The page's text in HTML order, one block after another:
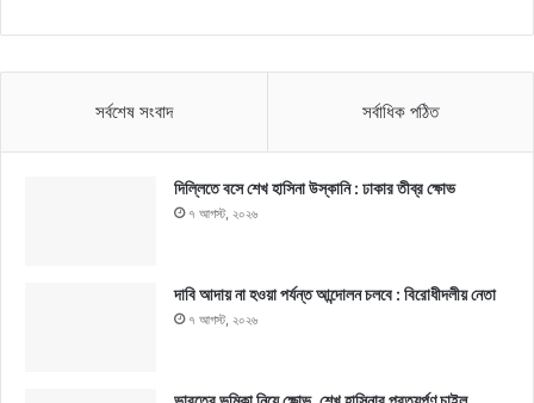
সর্বশেষ সংবাদ সর্বাধিক পঠিত
দিল্লিতে বসে শেখ হাসিনা উস্কানি : ঢাকার তীব্র ক্ষোভ
৭ আগস্ট, ২০২৬
দাবি আদায় না হওয়া পর্যন্ত আন্দোলন চলবে : বিরোধীদলীয় নেতা
৭ আগস্ট, ২০২৬